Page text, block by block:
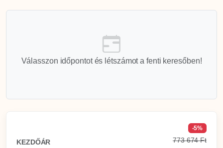
Válasszon időpontot és létszámot a fenti keresőben!
KEZDŐÁR
-5%
773 674 Ft